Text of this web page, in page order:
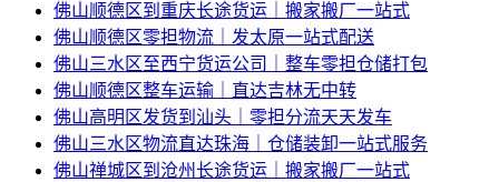
佛山顺德区到重庆长途货运｜搬家搬厂一站式
佛山顺德区零担物流｜发太原一站式配送
佛山三水区至西宁货运公司｜整车零担仓储打包
佛山顺德区整车运输｜直达吉林无中转
佛山高明区发货到汕头｜零担分流天天发车
佛山三水区物流直达珠海｜仓储装卸一站式服务
佛山禅城区到沧州长途货运｜搬家搬厂一站式